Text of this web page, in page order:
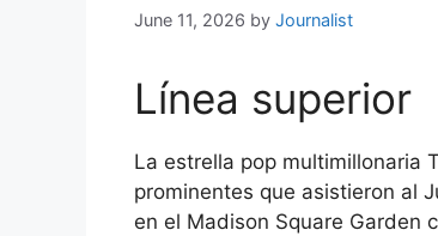
June 11, 2026 by Journalist
Línea superior
La estrella pop multimillonaria
prominentes que asistieron al
en el Madison Square Garden